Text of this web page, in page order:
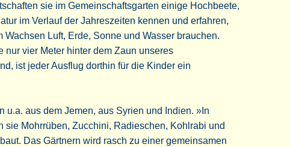
sie im Gemeinschaftsgarten einige Hochbeete,
im Verlauf der Jahreszeiten kennen und erfahren,
Wachsen Luft, Erde, Sonne und Wasser brauchen.
nur vier Meter hinter dem Zaun unseres
ist jeder Ausflug dorthin für die Kinder ein
u.a. aus dem Jemen, aus Syrien und Indien. »In
sie Mohrrüben, Zucchini, Radieschen, Kohlrabi und
Das Gärtnern wird rasch zu einer gemeinsamen